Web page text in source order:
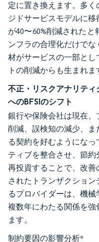
定に置き換えます。多
ジドサービスモデルに
が40〜60%削減された
ンフラの合理化だけで
材がサービスの一部と
トの削減からも生まれま
不正・リスクアナリテ
へのBFSIのシフト
銀行や保険会社は現在
削減、誤検知の減少、
る契約を好むようにな
ティブを整合させ、節
再投資することで、改
されたトランザクショ
るプロバイダーは、機械
複数年にわたる関係を強
ます。
制約要因の影響分析*